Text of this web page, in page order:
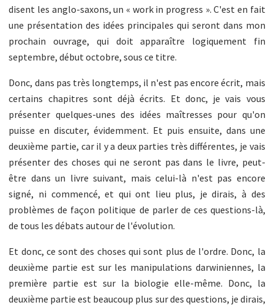
disent les anglo-saxons, un « work in progress ». C'est en fait
une présentation des idées principales qui seront dans mon
prochain ouvrage, qui doit apparaître logiquement fin
septembre, début octobre, sous ce titre.
Donc, dans pas très longtemps, il n'est pas encore écrit, mais
certains chapitres sont déjà écrits. Et donc, je vais vous
présenter quelques-unes des idées maîtresses pour qu'on
puisse en discuter, évidemment. Et puis ensuite, dans une
deuxième partie, car il y a deux parties très différentes, je vais
présenter des choses qui ne seront pas dans le livre, peut-
être dans un livre suivant, mais celui-là n'est pas encore
signé, ni commencé, et qui ont lieu plus, je dirais, à des
problèmes de façon politique de parler de ces questions-là,
de tous les débats autour de l'évolution.
Et donc, ce sont des choses qui sont plus de l'ordre. Donc, la
deuxième partie est sur les manipulations darwiniennes, la
première partie est sur la biologie elle-même. Donc, la
deuxième partie est beaucoup plus sur des questions, je dirais,